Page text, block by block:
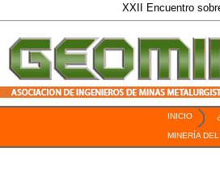
XXII Encuentro sobre
INICIO
MINERÍA